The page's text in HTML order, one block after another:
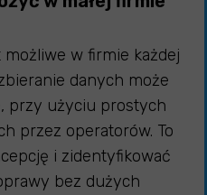
możliwe w firmie każdej
danych może
przy użyciu prostych
przez operatorów. To
i zidentyfikować
bez dużych